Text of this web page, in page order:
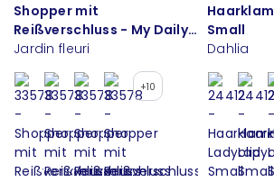
Shopper mit
Reißverschluss - My Daily
Bag
Jardin fleuri
+10
Small
Dahlia